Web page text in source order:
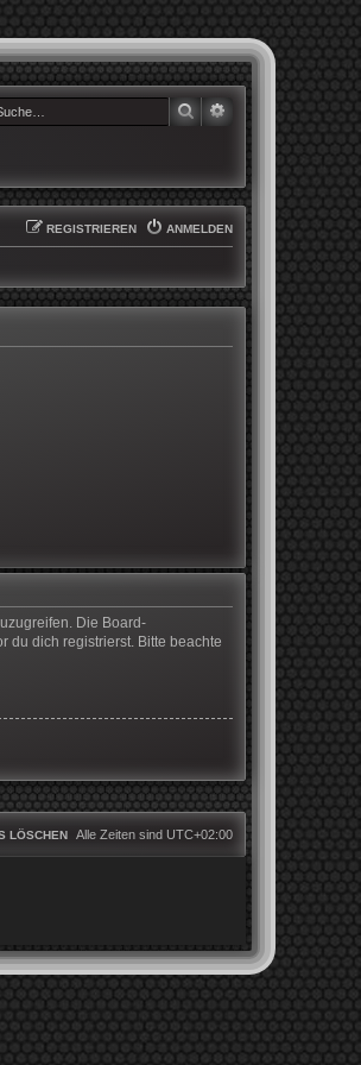
SUCHE
ANMELDEN
REGISTRIEREN
Die Board-
du dich registrierst. Bitte beachte
Alle Zeiten sind UTC+02:00
LÖSCHEN